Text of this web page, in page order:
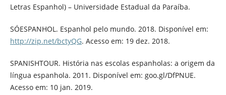
Letras Espanhol) – Universidade Estadual da Paraíba.
SÓESPANHOL. Espanhol pelo mundo. 2018. Disponível em:
http://zip.net/bctyQG. Acesso em: 19 dez. 2018.
SPANISHTOUR. História nas escolas espanholas: a origem da
língua espanhola. 2011. Disponível em: goo.gl/DfPNUE.
Acesso em: 10 jan. 2019.